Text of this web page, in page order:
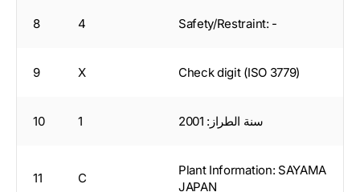
8 4 Safety/Restraint: -
9 X Check digit (ISO 3779)
10 1 سنة الطراز: 2001
11 C
Plant Information: SAYAMA
JAPAN